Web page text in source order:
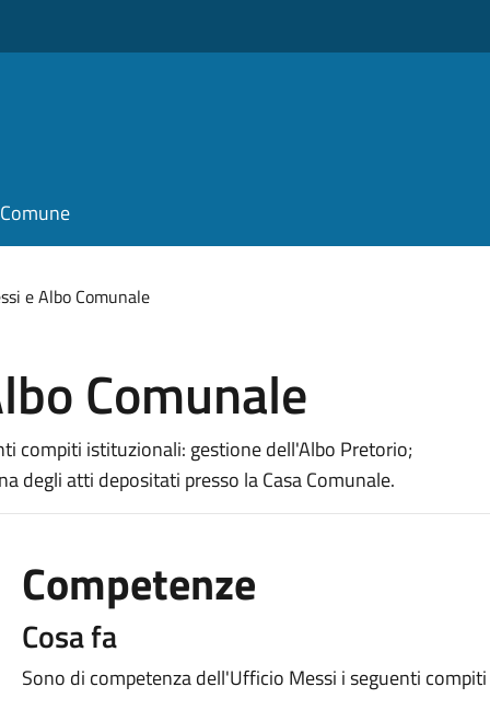
e Albo Comunale
Comunale
compiti istituzionali: gestione dell'Albo Pretorio;
degli atti depositati presso la Casa Comunale.
Competenze
Cosa fa
Sono di competenza dell'Ufficio Messi i seguenti